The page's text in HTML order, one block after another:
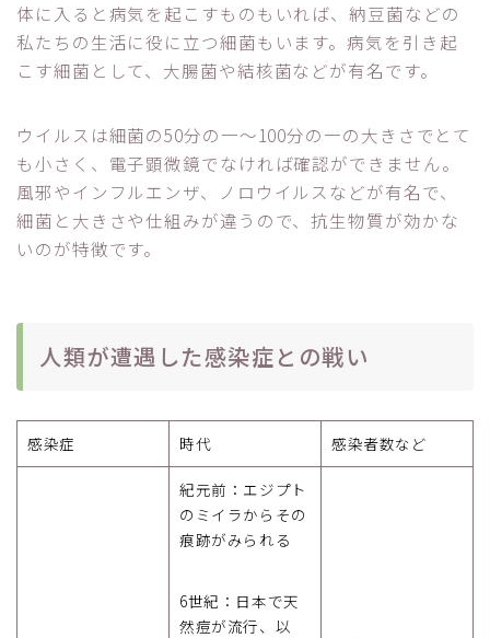
体に入ると病気を起こすものもいれば、納豆菌などの
私たちの生活に役に立つ細菌もいます。病気を引き起
こす細菌として、大腸菌や結核菌などが有名です。
ウイルスは細菌の50分の一～100分の一の大きさでとて
も小さく、電子顕微鏡でなければ確認ができません。
風邪やインフルエンザ、ノロウイルスなどが有名で、
細菌と大きさや仕組みが違うので、抗生物質が効かな
いのが特徴です。
人類が遭遇した感染症との戦い
感染症 時代 感染者数など
紀元前：エジプト
のミイラからその
痕跡がみられる
6世紀：日本で天
然痘が流行、以